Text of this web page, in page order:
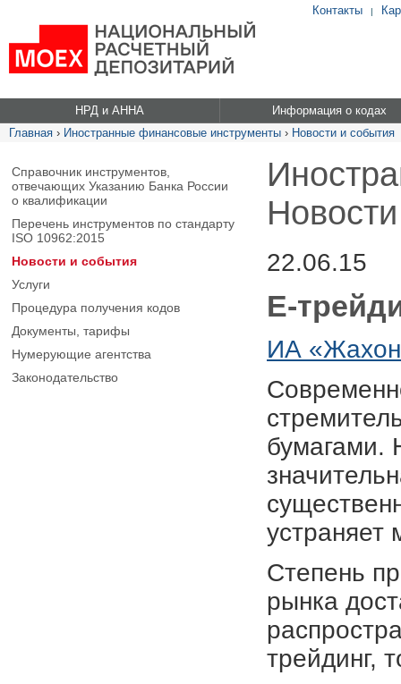
Контакты |
НРД и АННА
Информация о кодах
Главная › Иностранные финансовые инструменты › Новости и события
Справочник инструментов,
отвечающих Указанию Банка России
о квалификации
Перечень инструментов по стандарту
ISO 10962:2015
Новости и события
Услуги
Процедура получения кодов
Документы, тарифы
Нумерующие агентства
Законодательство
22.06.15
Е-
ИА
бумагами.
устраняет
Степень
рынка
трейдинг,